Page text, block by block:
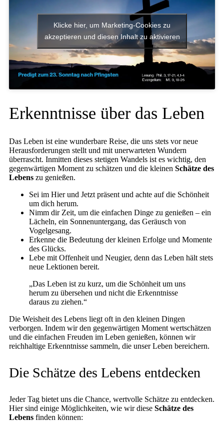
Klicke hier, um Marketing-Cookies zu
akzeptieren und diesen Inhalt zu aktivieren
Erkenntnisse über das Leben
Das Leben ist eine wunderbare Reise, die uns stets vor neue
Herausforderungen stellt und mit unerwarteten Wundern
überrascht. Inmitten dieses stetigen Wandels ist es wichtig, den
gegenwärtigen Moment zu schätzen und die kleinen Schätze des
Lebens zu genießen.
Sei im Hier und Jetzt präsent und achte auf die Schönheit
um dich herum.
Nimm dir Zeit, um die einfachen Dinge zu genießen – ein
Lächeln, ein Sonnenuntergang, das Geräusch von
Vogelgesang.
Erkenne die Bedeutung der kleinen Erfolge und Momente
des Glücks.
Lebe mit Offenheit und Neugier, denn das Leben hält stets
neue Lektionen bereit.
„Das Leben ist zu kurz, um die Schönheit um uns
herum zu übersehen und nicht die Erkenntnisse
daraus zu ziehen.“
Die Weisheit des Lebens liegt oft in den kleinen Dingen
verborgen. Indem wir den gegenwärtigen Moment wertschätzen
und die einfachen Freuden im Leben genießen, können wir
reichhaltige Erkenntnisse sammeln, die unser Leben bereichern.
Die Schätze des Lebens entdecken
Jeder Tag bietet uns die Chance, wertvolle Schätze zu entdecken.
Hier sind einige Möglichkeiten, wie wir diese Schätze des
Lebens finden können: